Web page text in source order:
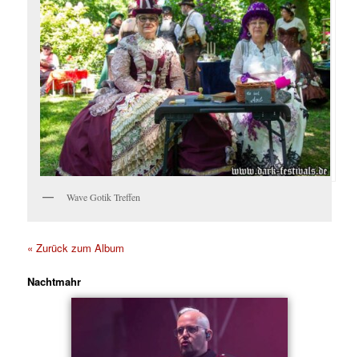
Wave Gotik Treffen
« Zurück zum Album
Nachtmahr